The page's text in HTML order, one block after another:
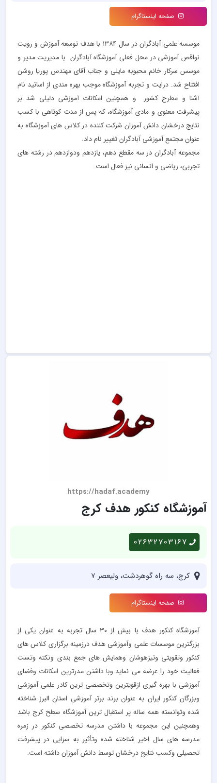
صفحه اینستاگرام
موسسه علمی آبادگران در سال ۱۳۸۴ با هدف توسعه آموزش و رویت
نواقص آموزشی در محل فعلی آموزشگاه آبادگران با مدیریت مدیر و
موسس سرکار خانم محبوبه مایلی و جناب آقای مهندس پوریا روشن
افتتاح شد. درایت و تجربه آموزشگاه موجب بهره مندی از اساتید نام
آشنا و مطرح کشور و همچنین امکانات آموزشی دلیلی شد بر
پیشرفت معنوی و مادی آموزشگاه، که پس از مدت کوتاهی با کسب
نتایج درخشان دانش آموزان شرکت کننده در کلاس های آموزشگاه به
عنوان مجتمع آموزشی آبادگران تغییر نام داد.
مجموعه آبادگران در سه مقطع دهم، یازدهم ودوازدهم در رشته های
تجربی، ریاضی و انسانی نیز فعال است.
https://hadaf.academy
آموزشگاه کنکور هدف کرج
02632703167
کرج، سه راه گوهردشت، ولیعصر 7
صفحه اینستاگرام
آموزشگاه کنکور هدف با بیش از ۳۰ سال تجربه به عنوان یکی از
بزرگترین موسسات علمی وآموزشی هدف درزمینه برگزاری کلاس های
کنکور وتقویتی وتیزهوشان وهمایش های جمع بندی ونکته وتست
فعالیت خود را عرضه می نماید.وبا داشتن مدرترین امکانات وفضای
آموزشی با بهره گیری ازقویترین وتخصصی ترین کادر علمی آموزشی
وبزرگان کنکور ایران به عنوان برند برتر آموزشی استان البرز شناخته
شده وتوانسته همه ساله پر استقبال ترین آموزشگاه سطح کرج باشد
وهمچنین این مجموعه با داشتن مدرسه تخصصی کنکور در زمره
مدرسه های سال اخیر شناخته شده وتأثیر به سزایی در پیشرفت
تحصیلی وکسب نتایج درخشان توسط دانش آموزان داشته است.